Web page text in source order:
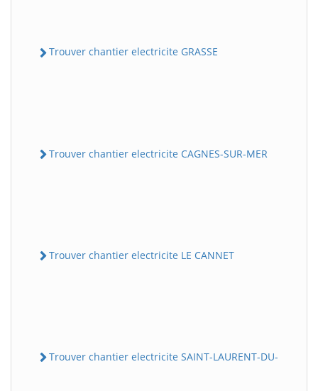
Trouver chantier electricite GRASSE
Trouver chantier electricite CAGNES-SUR-MER
Trouver chantier electricite LE CANNET
Trouver chantier electricite SAINT-LAURENT-DU-